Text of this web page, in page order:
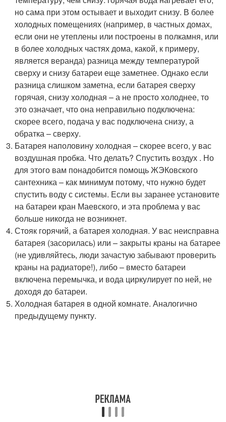
но сама при этом остывает и выходит снизу. В более
холодных помещениях (например, в частных домах,
если они не утеплены или построены в полкамня, или
в более холодных частях дома, какой, к примеру,
является веранда) разница между температурой
сверху и снизу батареи еще заметнее. Однако если
разница слишком заметна, если батарея сверху
горячая, снизу холодная – а не просто холоднее, то
это означает, что она неправильно подключена:
скорее всего, подача у вас подключена снизу, а
обратка – сверху.
Батарея наполовину холодная – скорее всего, у вас
воздушная пробка. Что делать? Спустить воздух . Но
для этого вам понадобится помощь ЖЭКовского
сантехника – как минимум потому, что нужно будет
спустить воду с системы. Если вы заранее установите
на батареи кран Маевского, и эта проблема у вас
больше никогда не возникнет.
Стояк горячий, а батарея холодная. У вас неисправна
батарея (засорилась) или – закрыты краны на батарее
(не удивляйтесь, люди зачастую забывают проверить
краны на радиаторе!), либо – вместо батареи
включена перемычка, и вода циркулирует по ней, не
доходя до батареи.
Холодная батарея в одной комнате. Аналогично
предыдущему пункту.